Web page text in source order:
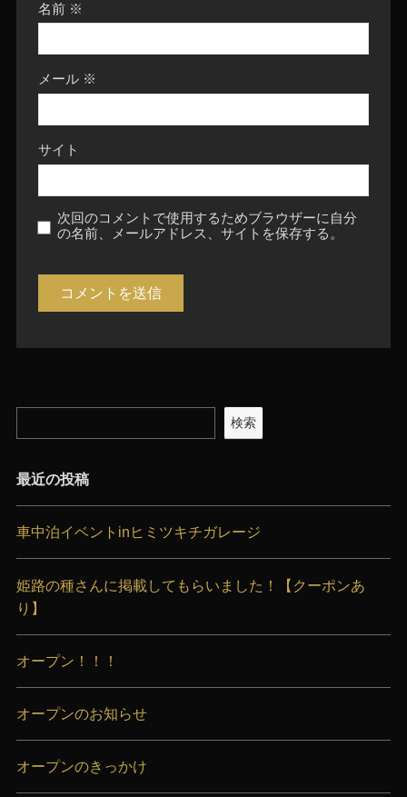
名前 ※
メール ※
サイト
次回のコメントで使用するためブラウザーに自分
の名前、メールアドレス、サイトを保存する。
検索
最近の投稿
車中泊イベントinヒミツキチガレージ
姫路の種さんに掲載してもらいました！【クーポンあ
り】
オープン！！！
オープンのお知らせ
オープンのきっかけ